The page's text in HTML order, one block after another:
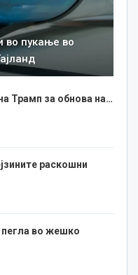
во пукање во
Трамп за обнова на…
раскошни
пегла во жешко